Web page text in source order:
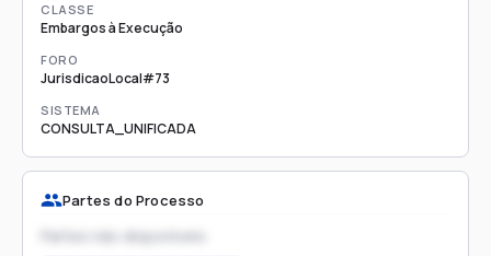
CLASSE
Embargos à Execução
FORO
JurisdicaoLocal#73
SISTEMA
CONSULTA_UNIFICADA
Partes do Processo
Partes não disponíveis